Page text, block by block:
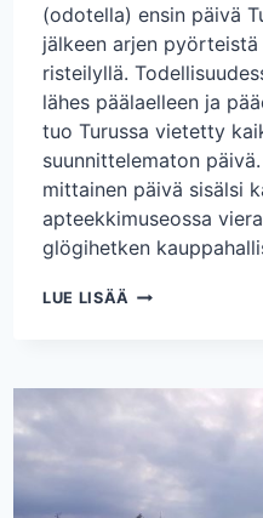
(odotella) ensin päivä
jälkeen arjen
risteilyllä.
lähes päälaelleen ja
tuo Turussa vietetty
suunnittelematon
mittainen päivä sisälsi
apteekkimuseossa
glögihetken
LUE LISÄÄ PÄIVÄ